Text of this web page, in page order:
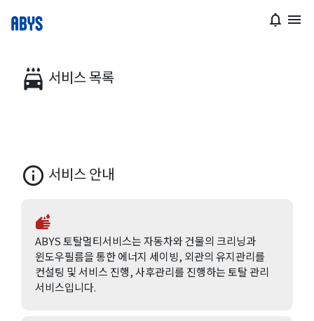
notifications_none menu
local_car_wash 서비스 목록
info_outline 서비스 안내
wash
ABYS 토탈멀티서비스는 자동차와 건물의 크리닝과
윈도우필름을 통한 에너지 세이빙, 외관의 유지관리를
컨설팅 및 서비스 진행, 사후관리를 진행하는 토탈 관리
서비스입니다.